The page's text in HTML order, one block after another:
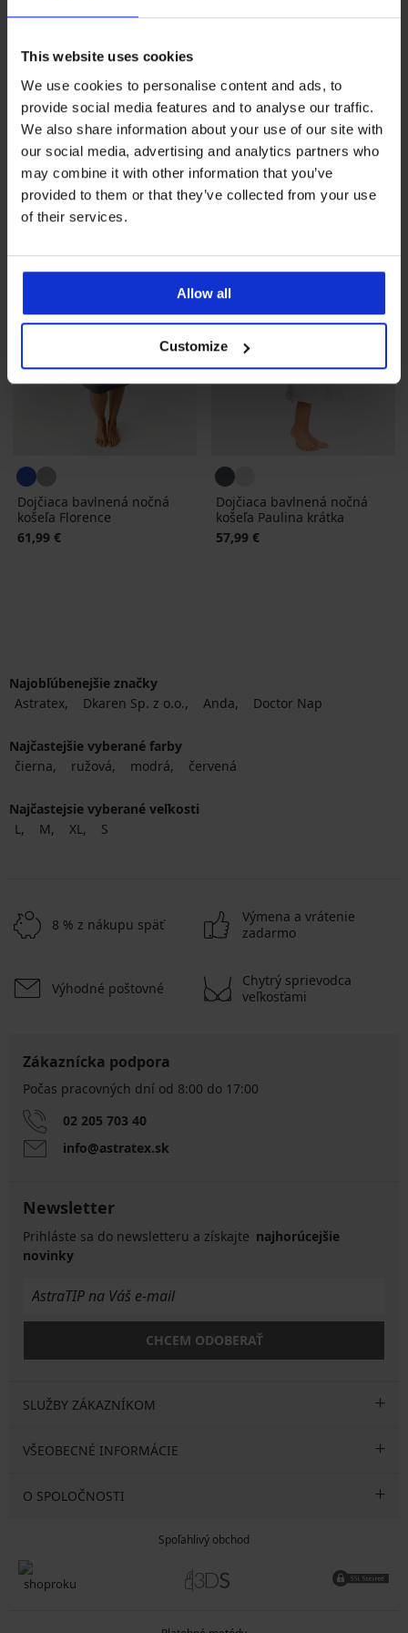
This website uses cookies
We use cookies to personalise content and ads, to
provide social media features and to analyse our traffic.
We also share information about your use of our site with
our social media, advertising and analytics partners who
may combine it with other information that you’ve
provided to them or that they’ve collected from your use
of their services.
Allow all
Customize
Djčiaca bavlnená nočná
košeľa Temperance
51,99 €
Materská dojčiaca košieľka
Plisa
Zľava
33,59 € Pôvodná cena
41,99 €
Dojčiaca bavlnená nočná
košeľa Florence
61,99 €
Dojčiaca bavlnená nočná
košeľa Paulina krátka
57,99 €
Najobľúbenejšie značky
Astratex
Dkaren Sp. z o.o. Anda Doctor Nap
Najčastejšie vyberané farby
čierna
ružová modrá červená
Najčastejsie vyberané veľkosti
L
M XL S
8 % z nákupu späť
Výmena a vrátenie
zadarmo
Výhodné poštovné
Chytrý sprievodca
veľkosťami
Zákaznícka podpora
Počas pracovných dní od 8:00 do 17:00
02 205 703 40
info@astratex.sk
Newsletter
Prihláste sa do newsletteru a získajte najhorúcejšie
novinky
CHCEM ODOBERAŤ
SLUŽBY ZÁKAZNÍKOM
VŠEOBECNÉ INFORMÁCIE
O SPOLOČNOSTI
Spoľahlivý obchod